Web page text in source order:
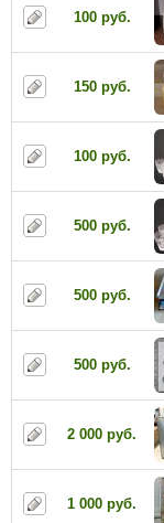
100 руб.
150 руб.
100 руб.
500 руб.
500 руб.
500 руб.
2 000 руб.
1 000 руб.